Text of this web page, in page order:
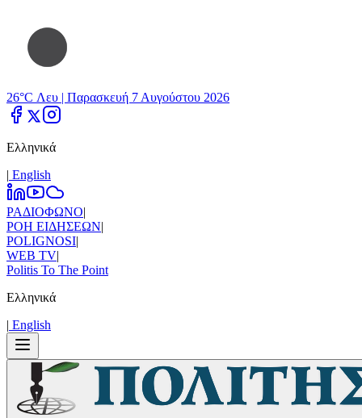
26°C Λευ | Παρασκευή 7 Αυγούστου 2026
Ελληνικά
| Εnglish
ΡΑΔΙΟΦΩΝΟ|
ΡΟΗ ΕΙΔΗΣΕΩΝ|
POLIGNOSI|
WEB TV|
Politis To The Point
Ελληνικά
| Εnglish